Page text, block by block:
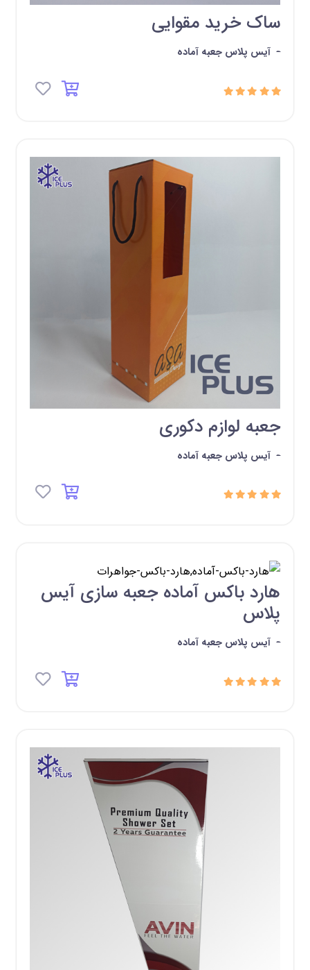
ساک خرید مقوایی
- آیس پلاس جعبه آماده
جعبه لوازم دکوری
- آیس پلاس جعبه آماده
هارد باکس آماده جعبه سازی آیس
پلاس
- آیس پلاس جعبه آماده